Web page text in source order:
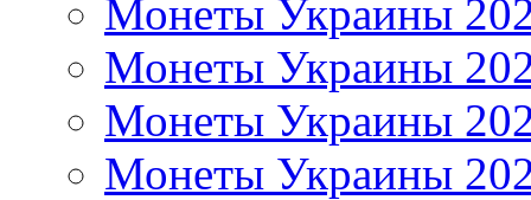
Монеты Украины
Монеты Украины
Монеты Украины
Монеты Украины